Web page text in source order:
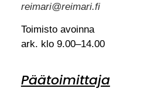
reimari@reimari.fi
Toimisto avoinna
ark. klo 9.00–14.00
Päätoimittaja